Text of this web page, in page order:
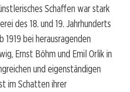
Schaffen war stark
des 18. und 19. Jahrhunderts
bei herausragenden
Ernst Böhm und Emil Orlik in
und eigenständigen
im Schatten ihrer